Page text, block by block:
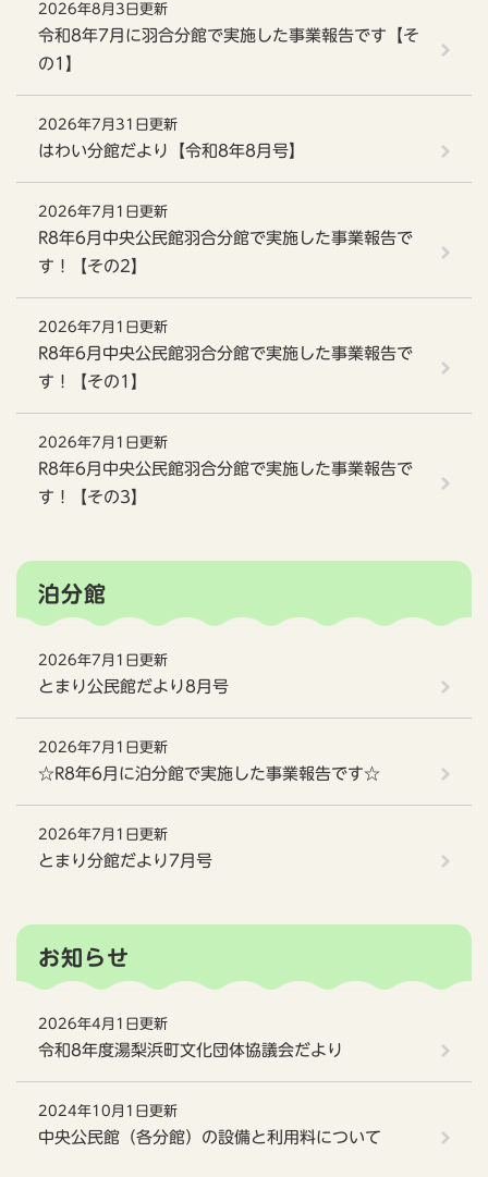
2026年8月3日更新
令和8年7月に羽合分館で実施した事業報告です【そ
の1】
2026年7月31日更新
はわい分館だより【令和8年8月号】
2026年7月1日更新
R8年6月中央公民館羽合分館で実施した事業報告で
す！【その2】
2026年7月1日更新
R8年6月中央公民館羽合分館で実施した事業報告で
す！【その1】
2026年7月1日更新
R8年6月中央公民館羽合分館で実施した事業報告で
す！【その3】
泊分館
2026年7月1日更新
とまり公民館だより8月号
2026年7月1日更新
☆R8年6月に泊分館で実施した事業報告です☆
2026年7月1日更新
とまり分館だより7月号
お知らせ
2026年4月1日更新
令和8年度湯梨浜町文化団体協議会だより
2024年10月1日更新
中央公民館（各分館）の設備と利用料について